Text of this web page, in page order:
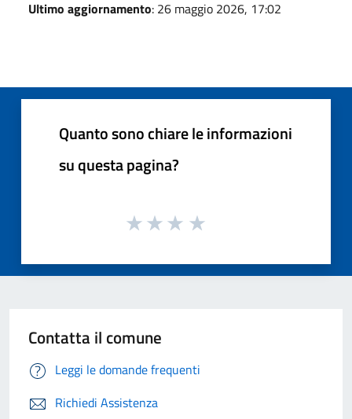
Ultimo aggiornamento: 26 maggio 2026, 17:02
Quanto sono chiare le informazioni
su questa pagina?
Contatta il comune
Leggi le domande frequenti
Richiedi Assistenza